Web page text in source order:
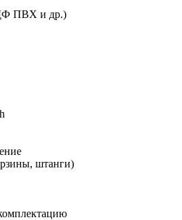
ПВХ и др.)
штанги)